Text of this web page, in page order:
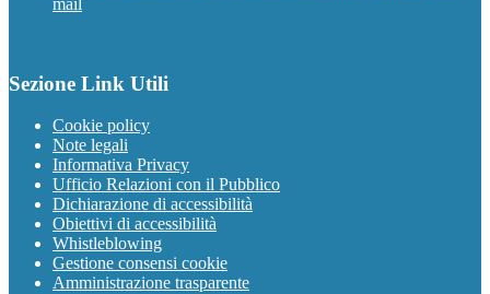
mail
Sezione Link Utili
Cookie policy
Note legali
Informativa Privacy
Ufficio Relazioni con il Pubblico
Dichiarazione di accessibilità
Obiettivi di accessibilità
Whistleblowing
Gestione consensi cookie
Amministrazione trasparente